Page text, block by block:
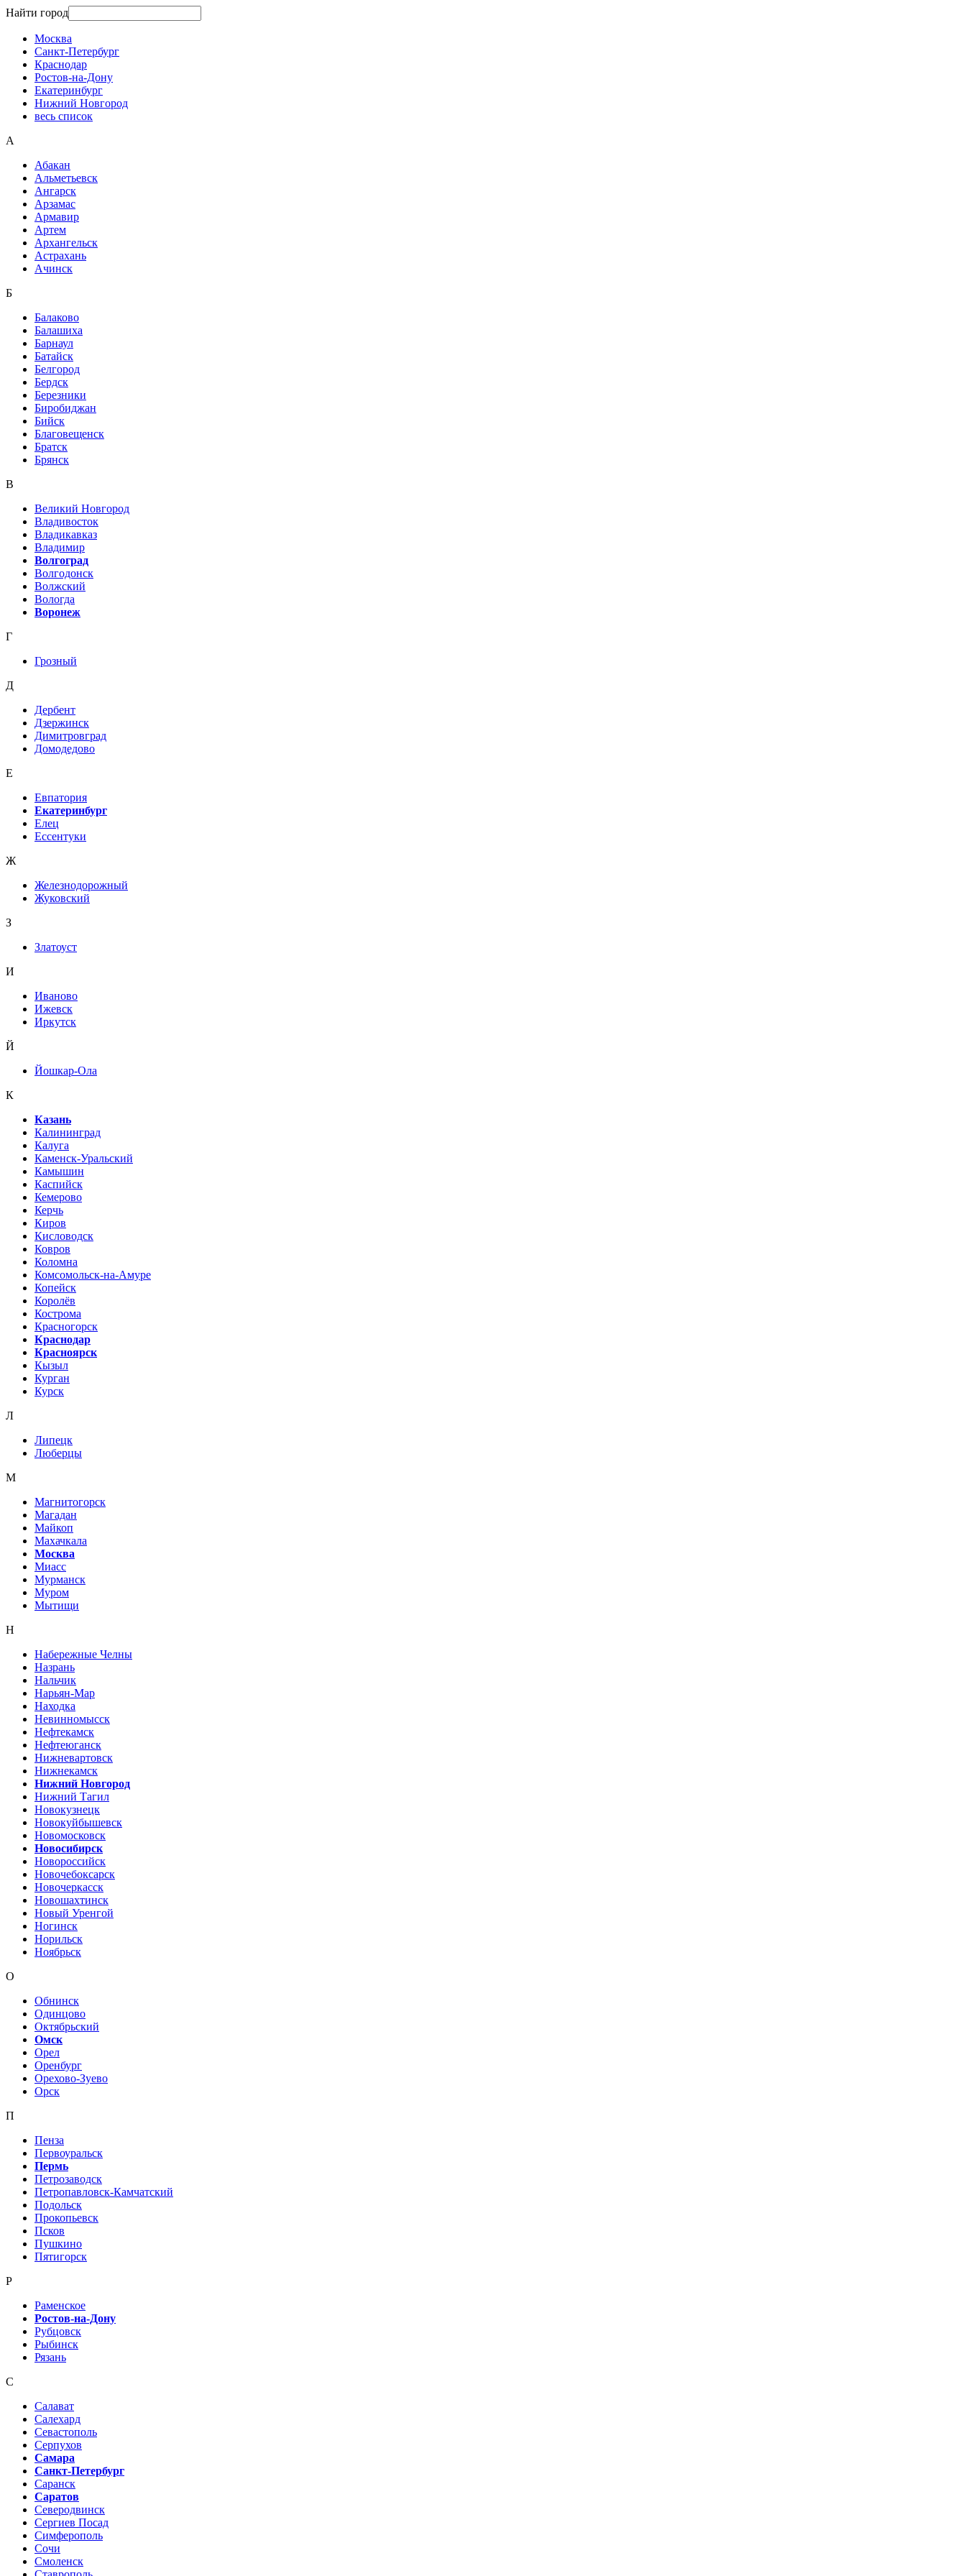
Найти город
Москва
Санкт-Петербург
Краснодар
Ростов-на-Дону
Екатеринбург
Нижний Новгород
весь список
А
Абакан
Альметьевск
Ангарск
Арзамас
Армавир
Артем
Архангельск
Астрахань
Ачинск
Б
Балаково
Балашиха
Барнаул
Батайск
Белгород
Бердск
Березники
Биробиджан
Бийск
Благовещенск
Братск
Брянск
В
Великий Новгород
Владивосток
Владикавказ
Владимир
Волгоград
Волгодонск
Волжский
Вологда
Воронеж
Г
Грозный
Д
Дербент
Дзержинск
Димитровград
Домодедово
Е
Евпатория
Екатеринбург
Елец
Ессентуки
Ж
Железнодорожный
Жуковский
З
Златоуст
И
Иваново
Ижевск
Иркутск
Й
Йошкар-Ола
К
Казань
Калининград
Калуга
Каменск-Уральский
Камышин
Каспийск
Кемерово
Керчь
Киров
Кисловодск
Ковров
Коломна
Комсомольск-на-Амуре
Копейск
Королёв
Кострома
Красногорск
Краснодар
Красноярск
Кызыл
Курган
Курск
Л
Липецк
Люберцы
М
Магнитогорск
Магадан
Майкоп
Махачкала
Москва
Миасс
Мурманск
Муром
Мытищи
Н
Набережные Челны
Назрань
Нальчик
Нарьян-Мар
Находка
Невинномысск
Нефтекамск
Нефтеюганск
Нижневартовск
Нижнекамск
Нижний Новгород
Нижний Тагил
Новокузнецк
Новокуйбышевск
Новомосковск
Новосибирск
Новороссийск
Новочебоксарск
Новочеркасск
Новошахтинск
Новый Уренгой
Ногинск
Норильск
Ноябрьск
О
Обнинск
Одинцово
Октябрьский
Омск
Орел
Оренбург
Орехово-Зуево
Орск
П
Пенза
Первоуральск
Пермь
Петрозаводск
Петропавловск-Камчатский
Подольск
Прокопьевск
Псков
Пушкино
Пятигорск
Р
Раменское
Ростов-на-Дону
Рубцовск
Рыбинск
Рязань
С
Салават
Салехард
Севастополь
Серпухов
Самара
Санкт-Петербург
Саранск
Саратов
Северодвинск
Сергиев Посад
Симферополь
Сочи
Смоленск